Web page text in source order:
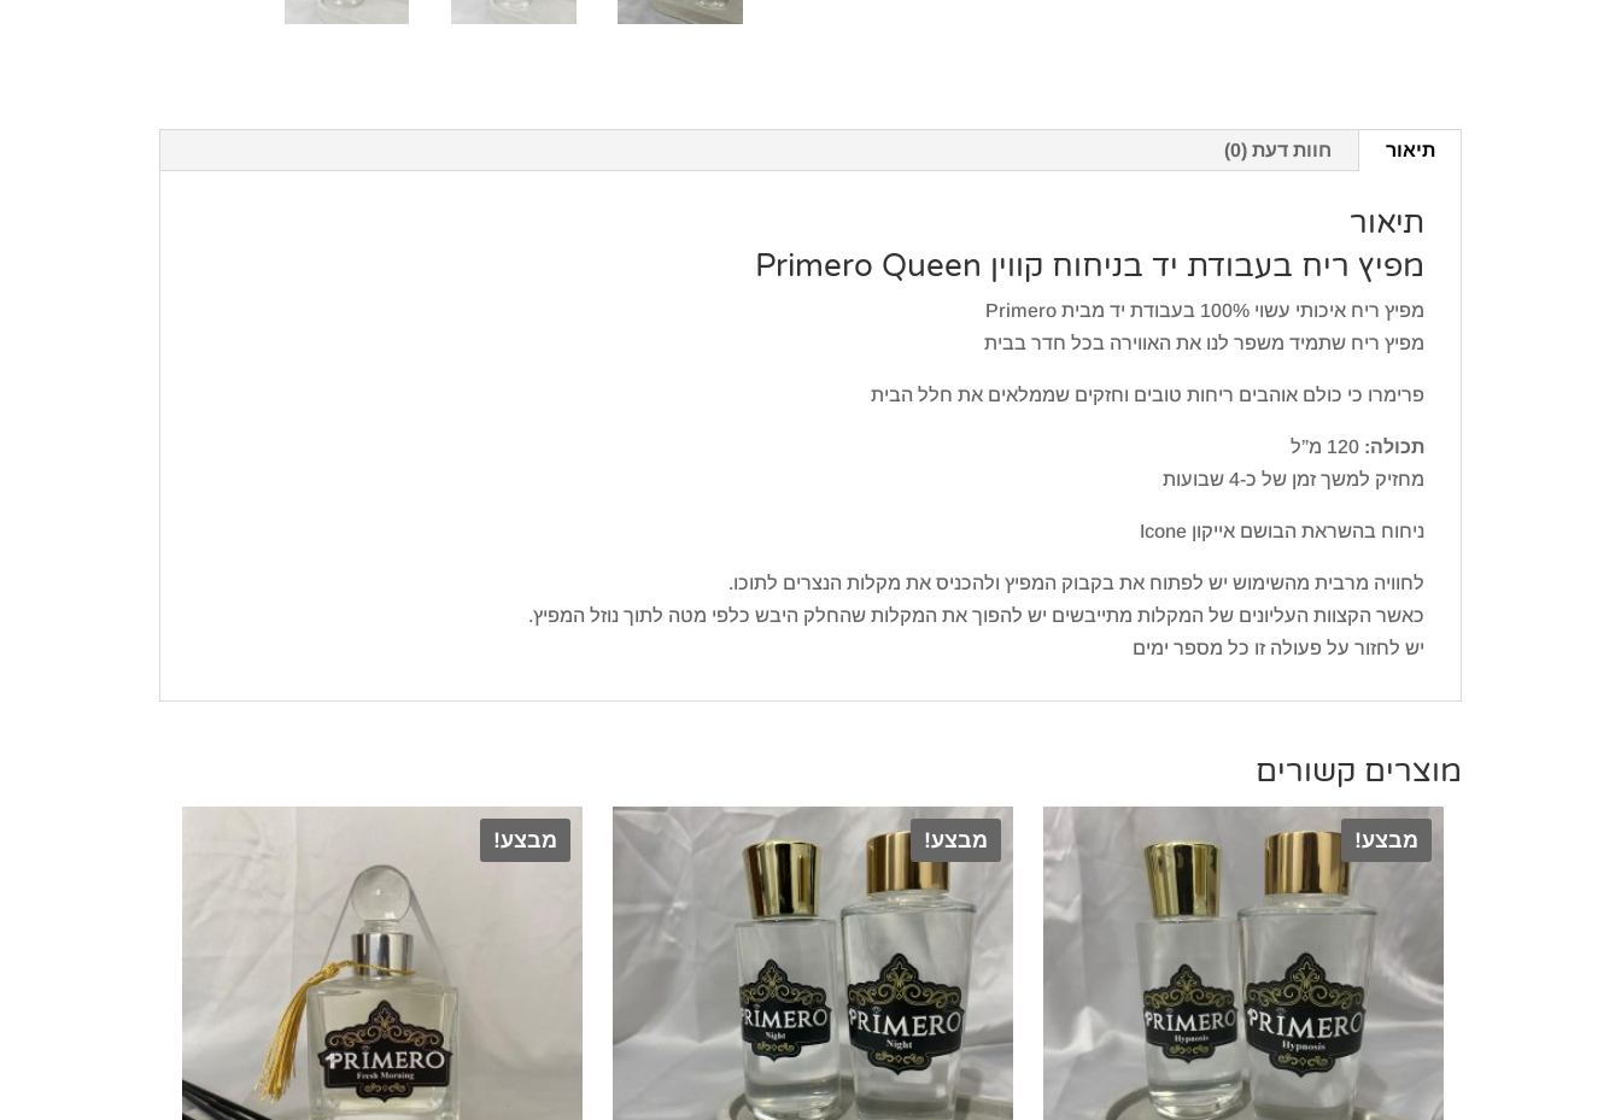
תיאור חוות דעת (0)
תיאור
מפיץ ריח בעבודת יד בניחוח קווין Primero Queen
מפיץ ריח איכותי עשוי 100% בעבודת יד מבית Primero
מפיץ ריח שתמיד משפר לנו את האווירה בכל חדר בבית
פרימרו כי כולם אוהבים ריחות טובים וחזקים שממלאים את חלל הבית
תכולה:
מחזיק למשך זמן של כ-4 שבועות
ניחוח בהשראת הבושם אייקון Icone
לחוויה מרבית מהשימוש יש לפתוח את בקבוק המפיץ ולהכניס את מקלות הנצרים לתוכו.
כאשר הקצוות העליונים של המקלות מתייבשים יש להפוך את המקלות שהחלק היבש כלפי מטה לתוך נוזל המפיץ.
יש לחזור על פעולה זו כל מספר ימים
מוצרים קשורים
מבצע! מבצע! מבצע!